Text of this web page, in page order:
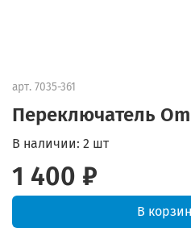
арт. 7035-361
Переключатель
В наличии: 2 шт
1 400 ₽
В